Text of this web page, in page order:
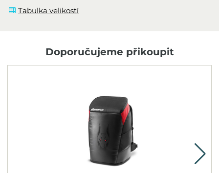
Tabulka velikostí
Doporučujeme přikoupit